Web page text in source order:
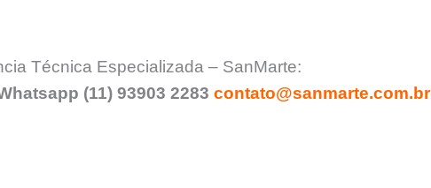
Técnica Especializada – SanMarte:
(11) 93903 2283 contato@sanmarte.com.br